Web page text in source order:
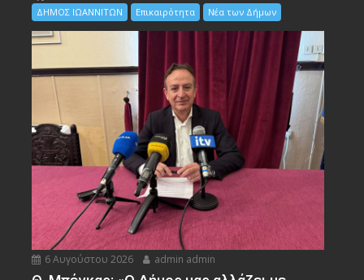
ΔΗΜΟΣ ΙΩΑΝΝΙΤΩΝ Επικαιρότητα Νέα των Δήμων
6 Αυγούστου 2026 admin admin